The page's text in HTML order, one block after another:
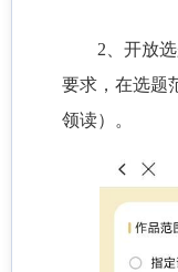
2、开放
要求，在选题
领读）。